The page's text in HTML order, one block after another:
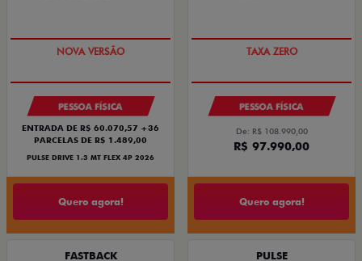
PREÇO IMPERDÍVEL
PESSOA FÍSICA
ENTRADA DE R$ 60.070,57 +36
PARCELAS DE R$ 1.489,00
PULSE DRIVE 1.3 MT FLEX 4P 2026
Quero agora!
COM USADO NA TROCA
PESSOA FÍSICA
De: R$ 108.990,00
R$ 97.990,00
Quero agora!
FASTBACK PULSE